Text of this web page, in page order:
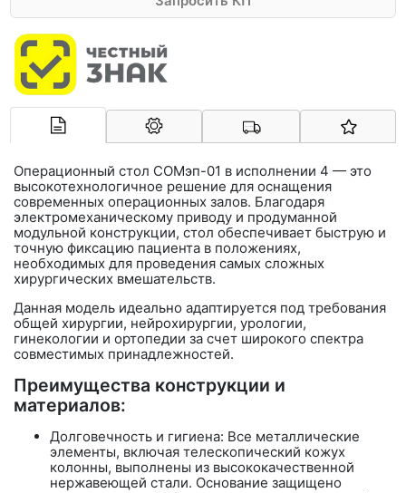
Арконт-Мед
Операционный стол СОМэп-01 в исполнении 4 — это
высокотехнологичное решение для оснащения
современных операционных залов. Благодаря
электромеханическому приводу и продуманной
модульной конструкции, стол обеспечивает быструю и
точную фиксацию пациента в положениях,
необходимых для проведения самых сложных
хирургических вмешательств.
Данная модель идеально адаптируется под требования
общей хирургии, нейрохирургии, урологии,
гинекологии и ортопедии за счет широкого спектра
совместимых принадлежностей.
Преимущества конструкции и
материалов:
Долговечность и гигиена: Все металлические
элементы, включая телескопический кожух
колонны, выполнены из высококачественной
нержавеющей стали. Основание защищено